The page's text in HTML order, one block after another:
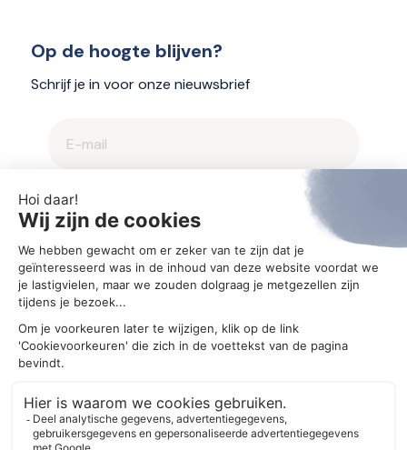
Op de hoogte blijven?
Schrijf je in voor onze nieuwsbrief
2025 © Aegis
Privacybeleid en cookieverklaring
Cookie-instellingen